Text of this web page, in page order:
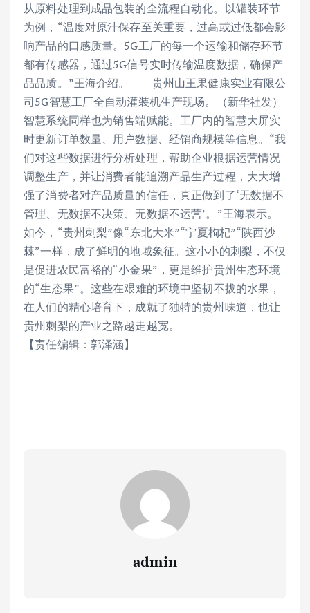
从原料处理到成品包装的全流程自动化。以罐装环节
为例，“温度对原汁保存至关重要，过高或过低都会影
响产品的口感质量。5G工厂的每一个运输和储存环节
都有传感器，通过5G信号实时传输温度数据，确保产
品品质。”王海介绍。 贵州山王果健康实业有限公
司5G智慧工厂全自动灌装机生产现场。（新华社发）
智慧系统同样也为销售端赋能。工厂内的智慧大屏实
时更新订单数量、用户数据、经销商规模等信息。“我
们对这些数据进行分析处理，帮助企业根据运营情况
调整生产，并让消费者能追溯产品生产过程，大大增
强了消费者对产品质量的信任，真正做到了‘无数据不
管理、无数据不决策、无数据不运营’。”王海表示。
如今，“贵州刺梨”像“东北大米”“宁夏枸杞”“陕西沙
棘”一样，成了鲜明的地域象征。这小小的刺梨，不仅
是促进农民富裕的“小金果”，更是维护贵州生态环境
的“生态果”。这些在艰难的环境中坚韧不拔的水果，
在人们的精心培育下，成就了独特的贵州味道，也让
贵州刺梨的产业之路越走越宽。
【责任编辑：郭泽涵】
admin